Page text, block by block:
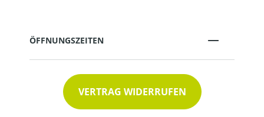
ÖFFNUNGSZEITEN
VERTRAG WIDERRUFEN